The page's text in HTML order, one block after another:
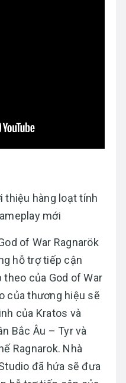
thiệu hàng loạt tính
mới
of War Ragnarök
hỗ trợ tiếp cận
theo của God of War
của thương hiệu sẽ
của Kratos và
Bắc Âu – Tyr và
Ragnarok. Nhà
đã hứa sẽ đưa